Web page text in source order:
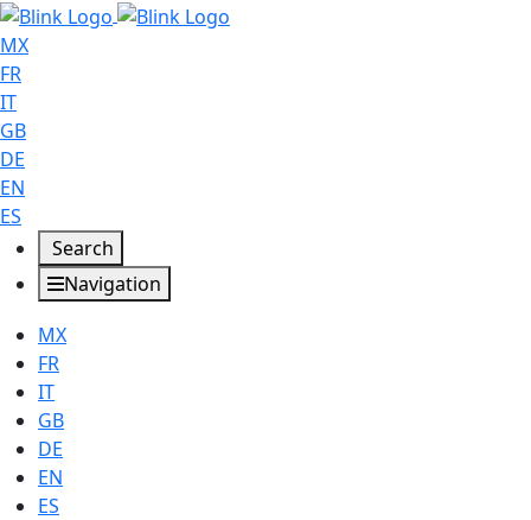
MX
FR
IT
GB
DE
EN
ES
Search
Navigation
MX
FR
IT
GB
DE
EN
ES